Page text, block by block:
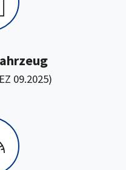
09.2025)